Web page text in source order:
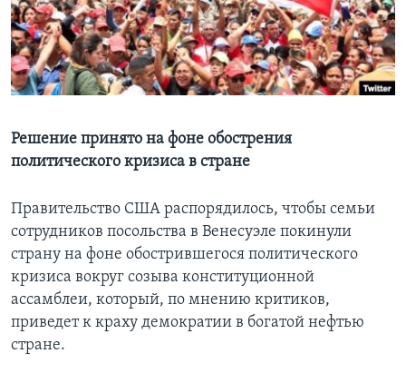
Learning English
СОЦИАЛЬНЫЕ СЕТИ
Языки
Решение принято на фоне обострения
политического кризиса в стране
Правительство США распорядилось, чтобы семьи
сотрудников посольства в Венесуэле покинули
страну на фоне обострившегося политического
кризиса вокруг созыва конституционной
ассамблеи, который, по мнению критиков,
приведет к краху демократии в богатой нефтью
стране.